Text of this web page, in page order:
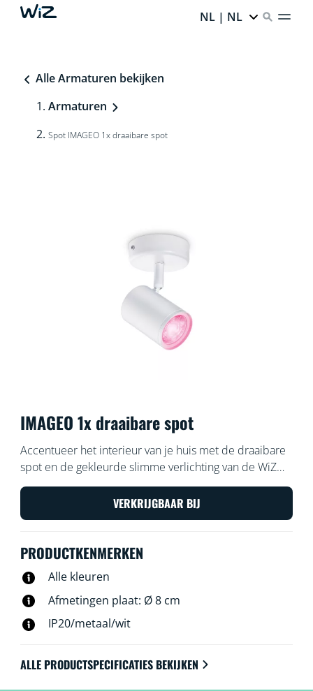
NL | NL
Alle Armaturen bekijken
Armaturen
Spot IMAGEO 1x draaibare spot
IMAGEO 1x draaibare spot
Accentueer het interieur van je huis met de draaibare
spot en de gekleurde slimme verlichting van de WiZ
Imageo witte slimme opbouwspot. Gebruik je wifi-
verbinding om de spot met de WiZ app of je stem te
bedienen.
VERKRIJGBAAR BIJ
PRODUCTKENMERKEN
Alle kleuren
Afmetingen plaat: Ø 8 cm
IP20/metaal/wit
ALLE PRODUCTSPECIFICATIES BEKIJKEN